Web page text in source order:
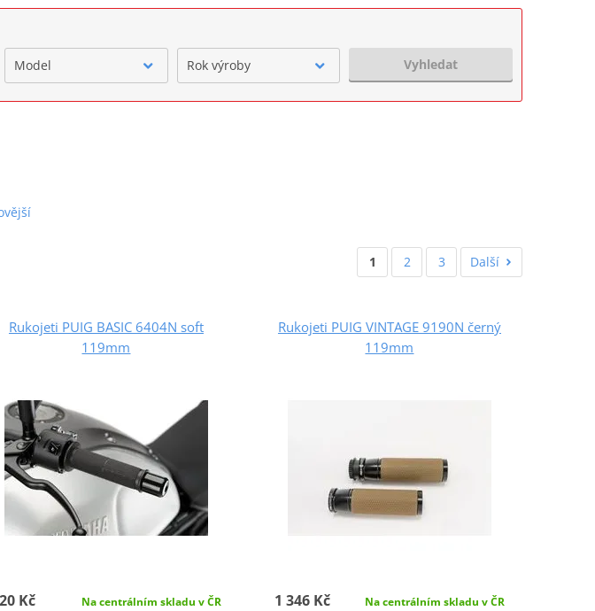
Model Rok výroby Vyhledat
1 2 3 Další
Rukojeti PUIG BASIC 6404N soft
119mm
Kč Na centrálním skladu v ČR
Rukojeti PUIG VINTAGE 9190N černý
119mm
1 346 Kč Na centrálním skladu v ČR